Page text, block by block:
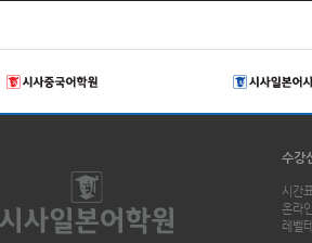
수강
시간
온라
레벨